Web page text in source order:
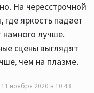
На чересстрочной
яркость падает
намного лучше.
сцены выглядят
чем на плазме.
11 ноября 2020 в 10:43